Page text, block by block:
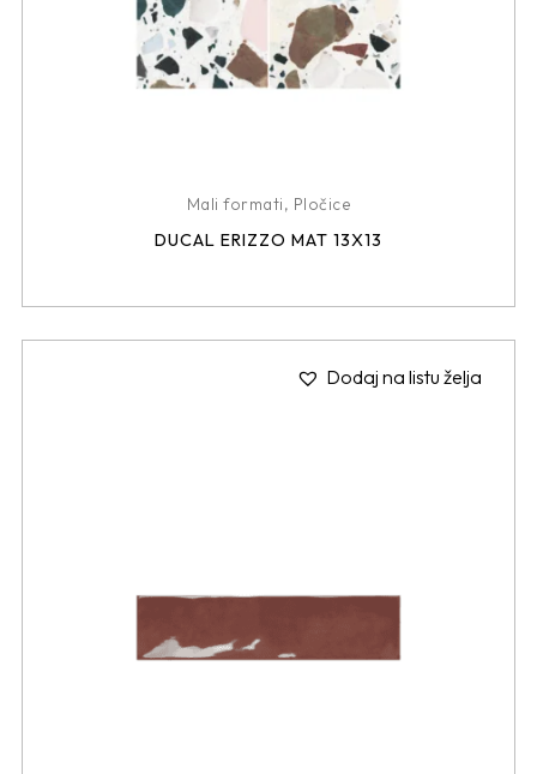
Mali formati, Pločice
DUCAL ERIZZO MAT 13X13
Dodaj na listu želja